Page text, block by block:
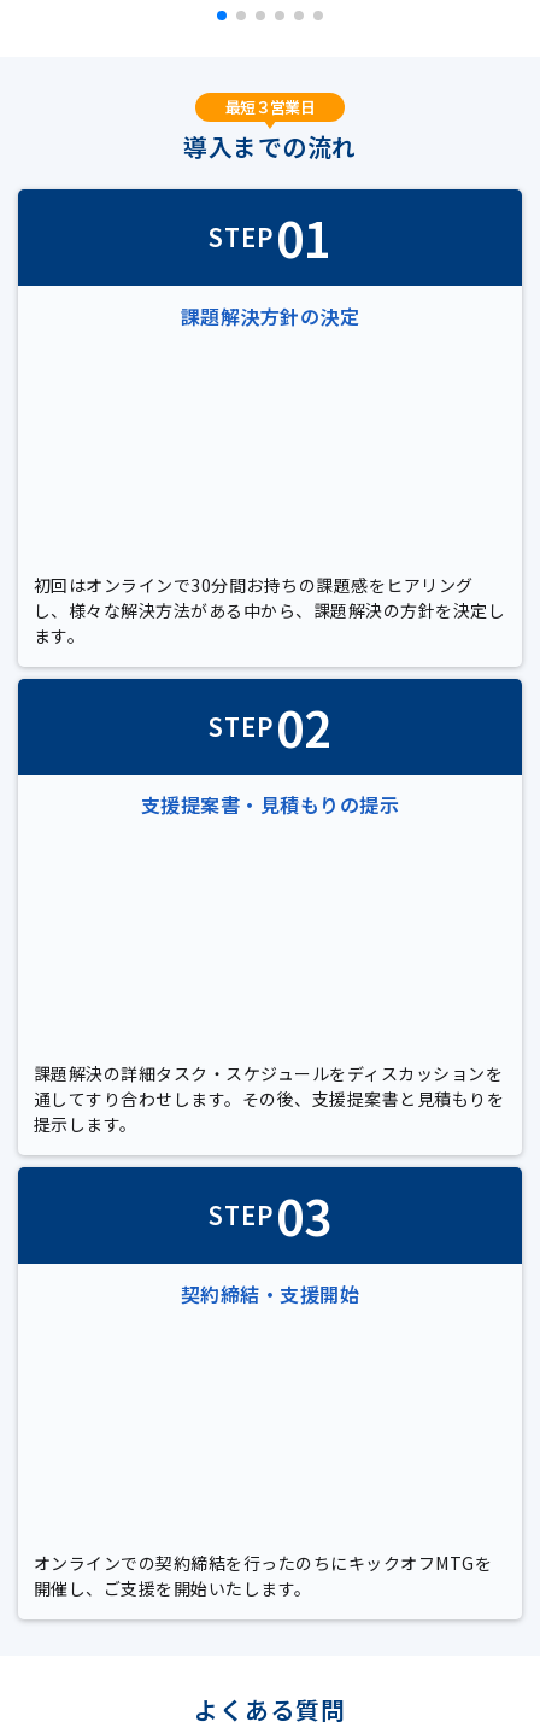
最短３営業日
導入までの流れ
STEP01
課題解決方針の決定
初回はオンラインで30分間お持ちの課題感をヒアリング
し、様々な解決方法がある中から、課題解決の方針を決定し
ます。
STEP02
支援提案書・見積もりの提示
課題解決の詳細タスク・スケジュールをディスカッションを
通してすり合わせします。その後、支援提案書と見積もりを
提示します。
STEP03
契約締結・支援開始
オンラインでの契約締結を行ったのちにキックオフMTGを
開催し、ご支援を開始いたします。
よくある質問